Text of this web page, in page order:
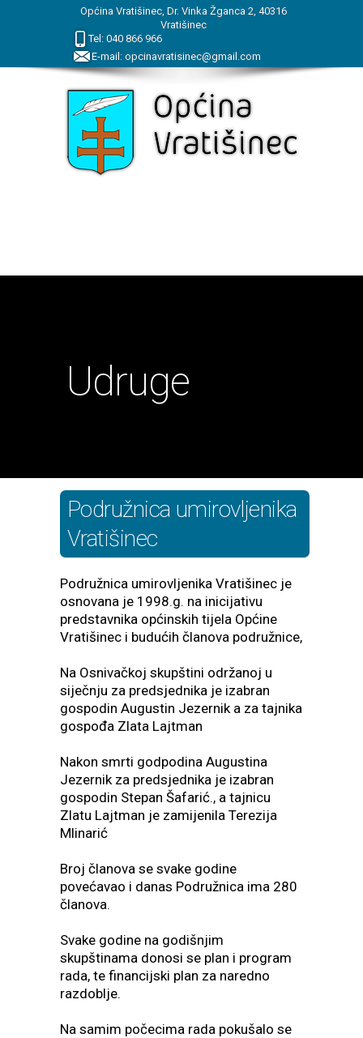
Općina Vratišinec, Dr. Vinka Žganca 2, 40316
Vratišinec
Tel: 040 866 966
E-mail: opcinavratisinec@gmail.com
Udruge
Podružnica umirovljenika
Vratišinec
Podružnica umirovljenika Vratišinec je
osnovana je 1998.g. na inicijativu
predstavnika općinskih tijela Općine
Vratišinec i budućih članova podružnice,
Na Osnivačkoj skupštini održanoj u
siječnju za predsjednika je izabran
gospodin Augustin Jezernik a za tajnika
gospođa Zlata Lajtman
Nakon smrti godpodina Augustina
Jezernik za predsjednika je izabran
gospodin Stepan Šafarić., a tajnicu
Zlatu Lajtman je zamijenila Terezija
Mlinarić
Broj članova se svake godine
povećavao i danas Podružnica ima 280
članova.
Svake godine na godišnjim
skupštinama donosi se plan i program
rada, te financijski plan za naredno
razdoblje.
Na samim počecima rada pokušalo se